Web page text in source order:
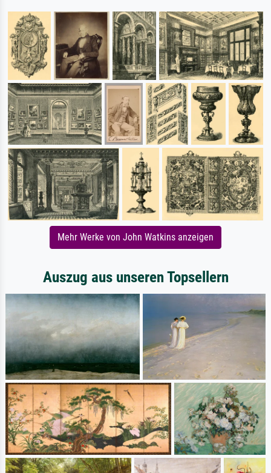
Mehr Werke von John Watkins anzeigen
Auszug aus unseren Topsellern